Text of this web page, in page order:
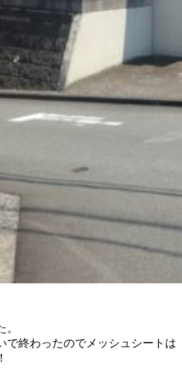
で終わったのでメッシュシートは